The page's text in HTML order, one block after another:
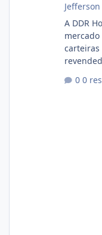
Jefferson
A DDR
carteiras
0